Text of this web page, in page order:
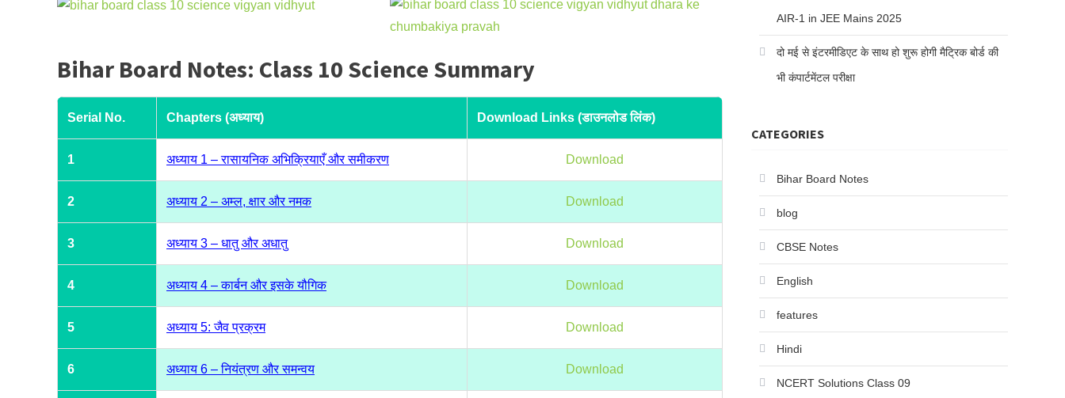
Bihar Board Notes: Class 10 Science Summary
Serial No. Chapters (अध्याय) Download Links (डाउनलोड लिंक)
1 अध्याय 1 – रासायनिक अभिक्रियाएँ और समीकरण Download
2 अध्याय 2 – अम्ल, क्षार और नमक Download
3 अध्याय 3 – धातु और अधातु Download
4 अध्याय 4 – कार्बन और इसके यौगिक Download
5 अध्याय 5: जैव प्रक्रम Download
6 अध्याय 6 – नियंत्रण और समन्वय Download
AIR-1 in JEE Mains 2025
दो मई से इंटरमीडिएट के साथ हो शुरू होगी मैट्रिक बोर्ड की
भी कंपार्टमेंटल परीक्षा
CATEGORIES
Bihar Board Notes
blog
CBSE Notes
English
features
Hindi
NCERT Solutions Class 09